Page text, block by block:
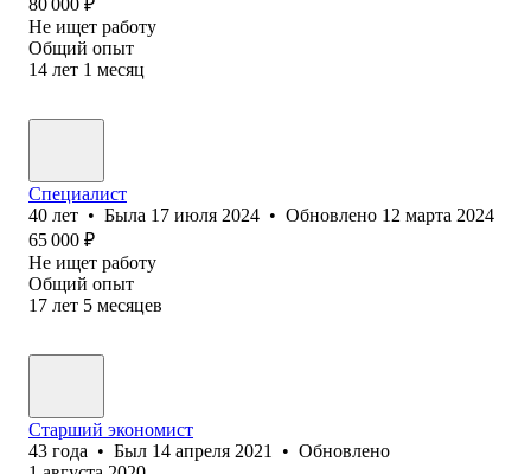
Не ищет работу
Общий опыт
14 лет 1 месяц
Специалист
40 лет • Была 17 июля 2024 • Обновлено 12 марта 2024
65 000 ₽
Не ищет работу
Общий опыт
17 лет 5 месяцев
Старший экономист
43 года • Был 14 апреля 2021 • Обновлено